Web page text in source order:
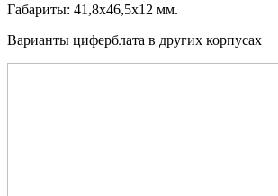
Габариты: 41,8х46,5х12 мм.
Варианты циферблата в других корпусах